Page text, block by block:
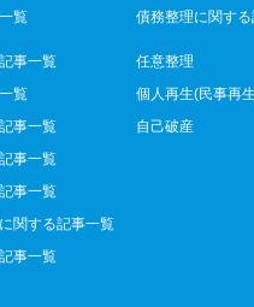
覧
事一覧
覧
事一覧
事一覧
事一覧
関する記事一覧
事一覧
債務整理に関す
任意整理
個人再生(民事再
自己破産